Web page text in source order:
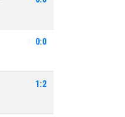
0:0
1:2